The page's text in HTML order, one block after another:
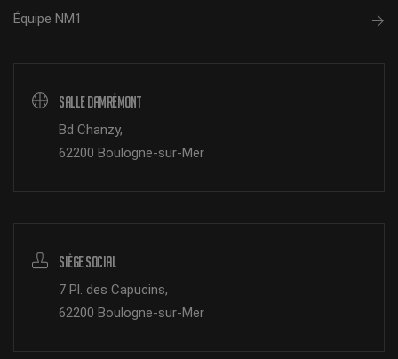
Équipe NM1
Salle Damrémont
Bd Chanzy,
62200 Boulogne-sur-Mer
Siège Social
7 Pl. des Capucins,
62200 Boulogne-sur-Mer